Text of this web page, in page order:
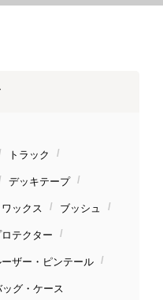
トラック
デッキテープ
ックス ブッシュ
テクター
ーザー・ピンテール
グ・ケース